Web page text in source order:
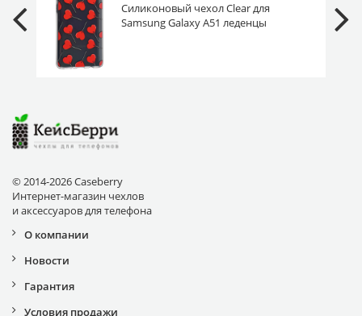
Силиконовый чехол Clear для
Samsung Galaxy A51 леденцы
© 2014-2026 Caseberry
Интернет-магазин чехлов
и аксессуаров для телефона
О компании
Новости
Гарантия
Условия продажи